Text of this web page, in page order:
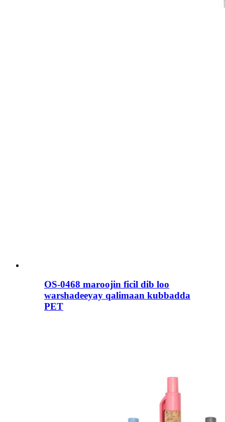
OS-0468 maroojin ficil dib loo
warshadeeyay qalimaan kubbadda
PET